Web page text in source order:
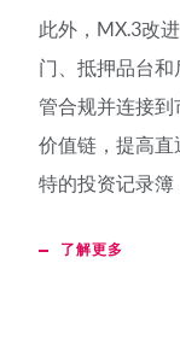
此外，MX.3改
门、抵押品台
管合规并连接
价值链，提高直
特的投资记录簿
了解更多